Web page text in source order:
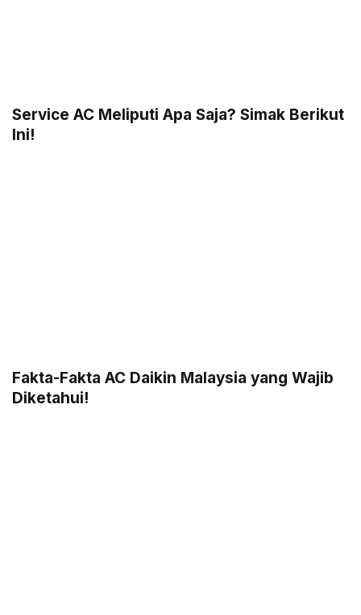
Service AC Meliputi Apa Saja? Simak Berikut
Ini!
Fakta-Fakta AC Daikin Malaysia yang Wajib
Diketahui!